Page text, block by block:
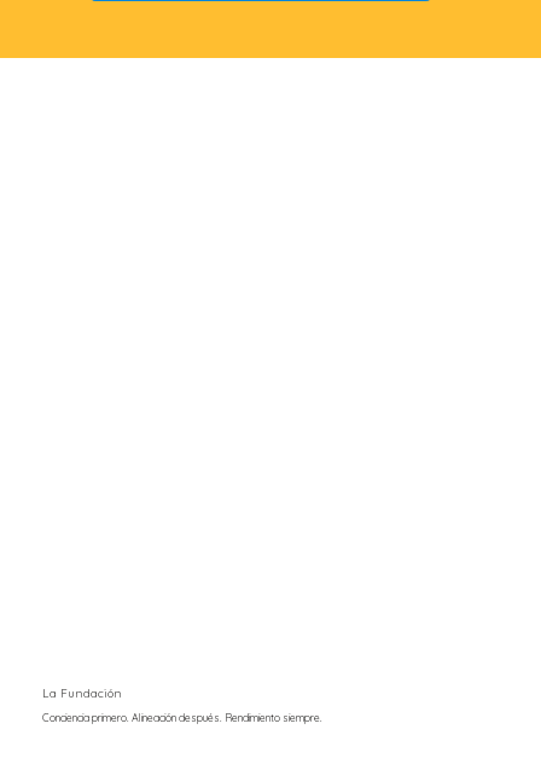
La Fundación
Conciencia primero. Alineación después. Rendimiento siempre.